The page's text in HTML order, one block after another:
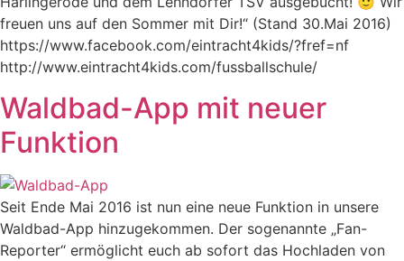
freuen uns auf den Sommer mit Dir!“ (Stand 30.Mai 2016)
https://www.facebook.com/eintracht4kids/?fref=nf
http://www.eintracht4kids.com/fussballschule/
Waldbad-App mit neuer
Funktion
Seit Ende Mai 2016 ist nun eine neue Funktion in unsere
Waldbad-App hinzugekommen. Der sogenannte „Fan-
Reporter“ ermöglicht euch ab sofort das Hochladen von